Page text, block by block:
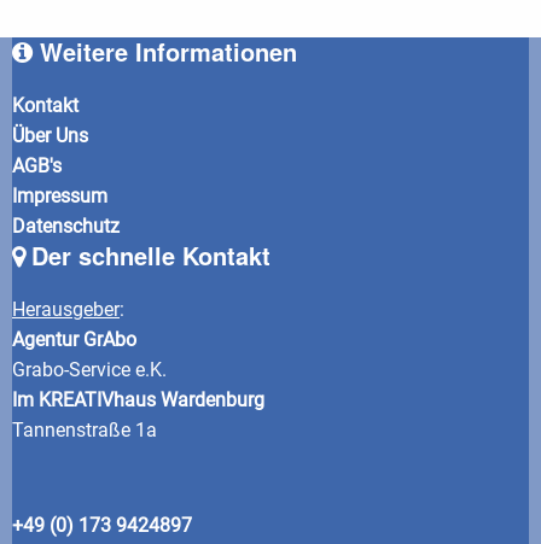
Weitere Informationen
Kontakt
Über Uns
AGB's
Impressum
Datenschutz
Der schnelle Kontakt
Herausgeber:
Agentur GrAbo
Grabo-Service e.K.
Im KREATIVhaus Wardenburg
Tannenstraße 1a
+49 (0) 173 9424897